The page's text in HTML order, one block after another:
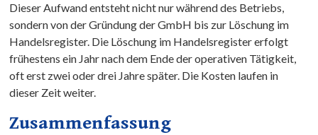
Dieser Aufwand entsteht nicht nur während des Betriebs,
sondern von der Gründung der GmbH bis zur Löschung im
Handelsregister. Die Löschung im Handelsregister erfolgt
frühestens ein Jahr nach dem Ende der operativen Tätigkeit,
oft erst zwei oder drei Jahre später. Die Kosten laufen in
dieser Zeit weiter.
Zusammenfassung